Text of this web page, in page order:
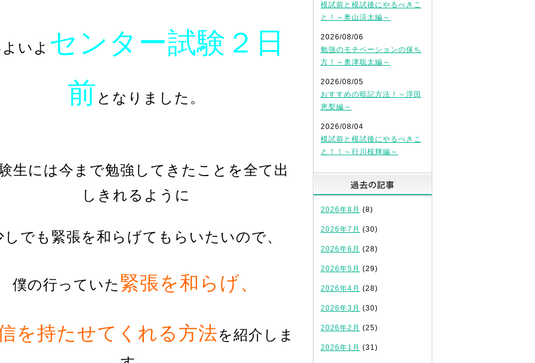
いよ センター試験２日
前 となりました。
生には今まで勉強してきたことを全て出
しきれるように
しでも緊張を和らげてもらいたいので、
僕の行っていた 緊張を和らげ、
を持たせてくれる方法を紹介しま
模試前と模試後にやるべきこ
と！～奥山涼太編～
2026/08/06
勉強のモチベーションの保ち
方！～奥津聡太編～
2026/08/05
おすすめの暗記方法！～浮田
恵梨編～
2026/08/04
模試前と模試後にやるべきこ
と！！～行川桜輝編～
2026年8月 (8)
2026年7月 (30)
2026年6月 (28)
2026年5月 (29)
2026年4月 (28)
2026年3月 (30)
2026年2月 (25)
2026年1月 (31)